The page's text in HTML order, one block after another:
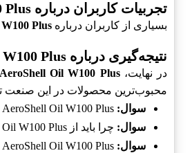
تجربیات کاربران درباره AeroShell Oil W100 Plus
بسیاری از کاربران درباره Plus
نتیجه‌گیری درباره AeroShell Oil W100 Plus
در نهایت،AeroShell Oil W100 Plus
محبوب‌ترین محصولات در این صنعت
سوال:
سوال: چرا باید از AeroShell Oil W100 Plus استفاده کنم؟
سوال: